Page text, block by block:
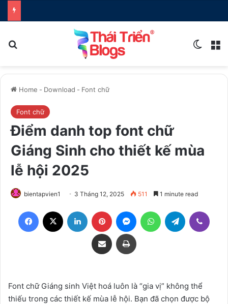
Home - Download - Font chữ
Font chữ
Điểm danh top font chữ
Giáng Sinh cho thiết kế mùa
lễ hội 2025
bientapvien1 3 Tháng 12, 2025 511 1 minute read
Facebook LinkedIn Pinterest MessengerWhatsAppTelegram
Share via Email Print
Font chữ Giáng sinh Việt hoá luôn là “gia vị” không thể
thiếu trong các thiết kế mùa lễ hội. Bạn đã chọn được bộ